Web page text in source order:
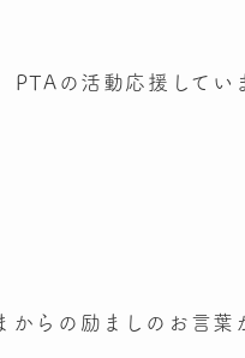
の活動応援してい
らの励ましのお言葉